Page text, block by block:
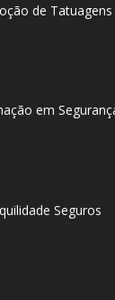
de
em
Seguros